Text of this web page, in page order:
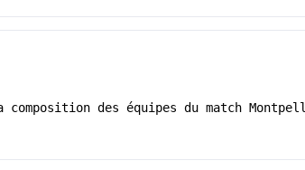
composition des équipes du match